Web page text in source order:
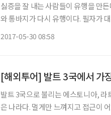
싫증을 잘 내는 사람들이 유행을 만
와 통바지가 다시 유행이다. 필자가
2017-05-30 08:58
[해외투어] 발트 3국에서 가
발트 3국으로 불리는 에스토니아,
은 나라다. 멀게만 느껴지고 접근이